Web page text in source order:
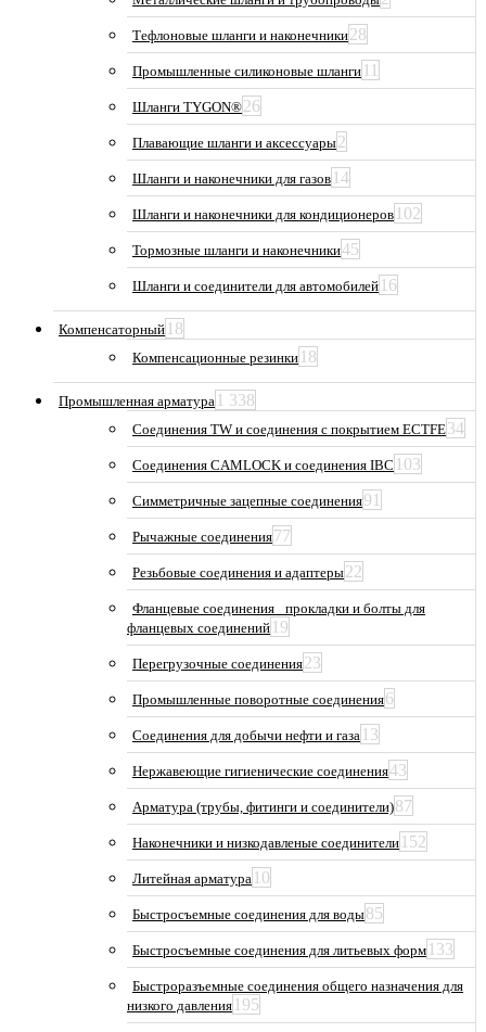
Тефлоновые шланги и наконечники28
Промышленные силиконовые шланги 11
Шланги TYGON®26
Плавающие шланги и аксессуары2
Шланги и наконечники для газов 14
Шланги и наконечники для кондиционеров 102
Тормозные шланги и наконечники45
Шланги и соединители для автомобилей 16
Компенсаторный 18
Компенсационные резинки 18
Промышленная арматура 1 338
Соединения TW и соединения с покрытием ECTFE34
Соединения CAMLOCK и соединения IBC 103
Симметричные зацепные соединения91
Рычажные соединения77
Резьбовые соединения и адаптеры22
Фланцевые соединения_ прокладки и болты для
фланцевых соединений 19
Перегрузочные соединения23
Промышленные поворотные соединения6
Соединения для добычи нефти и газа 13
Нержавеющие гигиенические соединения43
Арматура (трубы, фитинги и соединители)87
Наконечники и низкодавленые соединители 152
Литейная арматура 10
Быстросъемные соединения для воды85
Быстросъемные соединения для литьевых форм 133
Быстроразъемные соединения общего назначения для
низкого давления 195